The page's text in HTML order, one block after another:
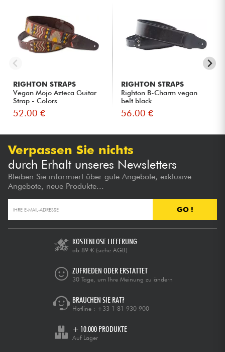
RIGHTON STRAPS
Vegan Mojo Azteca Guitar
Strap - Colors
52.00 €
RIGHTON STRAPS
Righton B-Charm vegan
belt black
56.00 €
Verpassen Sie nichts
durch Erhalt unseres Newsletters
Bleiben Sie informiert über gute Angebote, exklusive
Angebote, neue Produkte...
GO !
KOSTENLOSE LIEFERUNG
ab 89 € (siehe AGB)
ZUFRIEDEN ODER ERSTATTET
30 Tage, um Ihre Meinung zu ändern
BRAUCHEN SIE RAT?
Hotline : +33 1 81 930 900
+ 10.000 PRODUKTE
Auf Lager